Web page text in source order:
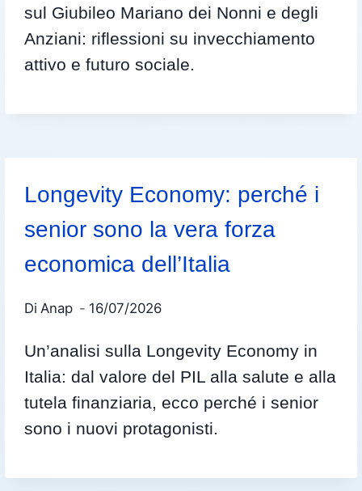
sul Giubileo Mariano dei Nonni e degli
Anziani: riflessioni su invecchiamento
attivo e futuro sociale.
Longevity Economy: perché i
senior sono la vera forza
economica dell’Italia
Di Anap 16/07/2026
Un’analisi sulla Longevity Economy in
Italia: dal valore del PIL alla salute e alla
tutela finanziaria, ecco perché i senior
sono i nuovi protagonisti.